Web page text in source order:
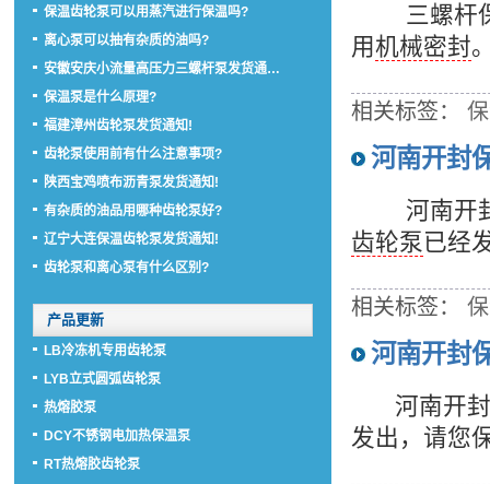
三螺杆保
用机械密封
相关标签：
河南开封
河南开封
齿轮泵已经
相关标签：
河南开封
河南开封
发出，请您
保温齿轮泵可以用蒸汽进行保温吗?
离心泵可以抽有杂质的油吗?
安徽安庆小流量高压力三螺杆泵发货通…
保温泵是什么原理?
福建漳州齿轮泵发货通知!
齿轮泵使用前有什么注意事项?
陕西宝鸡喷布沥青泵发货通知!
有杂质的油品用哪种齿轮泵好?
辽宁大连保温齿轮泵发货通知!
齿轮泵和离心泵有什么区别?
产品更新
LB冷冻机专用齿轮泵
LYB立式圆弧齿轮泵
热熔胶泵
DCY不锈钢电加热保温泵
RT热熔胶齿轮泵